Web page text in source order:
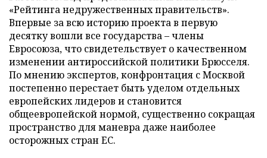
«Рейтинга недружественных правительств».
Впервые за всю историю проекта в первую
десятку вошли все государства – члены
Евросоюза, что свидетельствует о качественном
изменении антироссийской политики Брюсселя.
По мнению экспертов, конфронтация с Москвой
постепенно перестает быть уделом отдельных
европейских лидеров и становится
общеевропейской нормой, существенно сокращая
пространство для маневра даже наиболее
осторожных стран ЕС.